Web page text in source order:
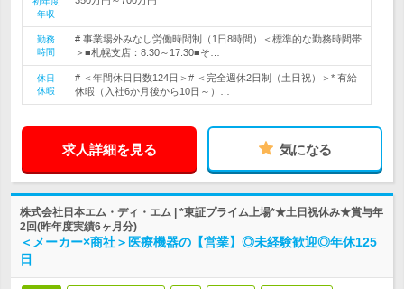
年収
勤務
時間
# 事業場外みなし労働時間制（1日8時間）＜標準的な勤務時間帯
＞■札幌支店：8:30～17:30■そ…
休日
休暇
# ＜年間休日日数124日＞# ＜完全週休2日制（土日祝）＞* 有給
休暇（入社6か月後から10日～）…
求人詳細を見る 気になる
株式会社日本エム・ディ・エム | *東証プライム上場*★土日祝休み★賞与年
2回(昨年度実績6ヶ月分)
＜メーカー×商社＞医療機器の【営業】◎未経験歓迎◎年休125
日